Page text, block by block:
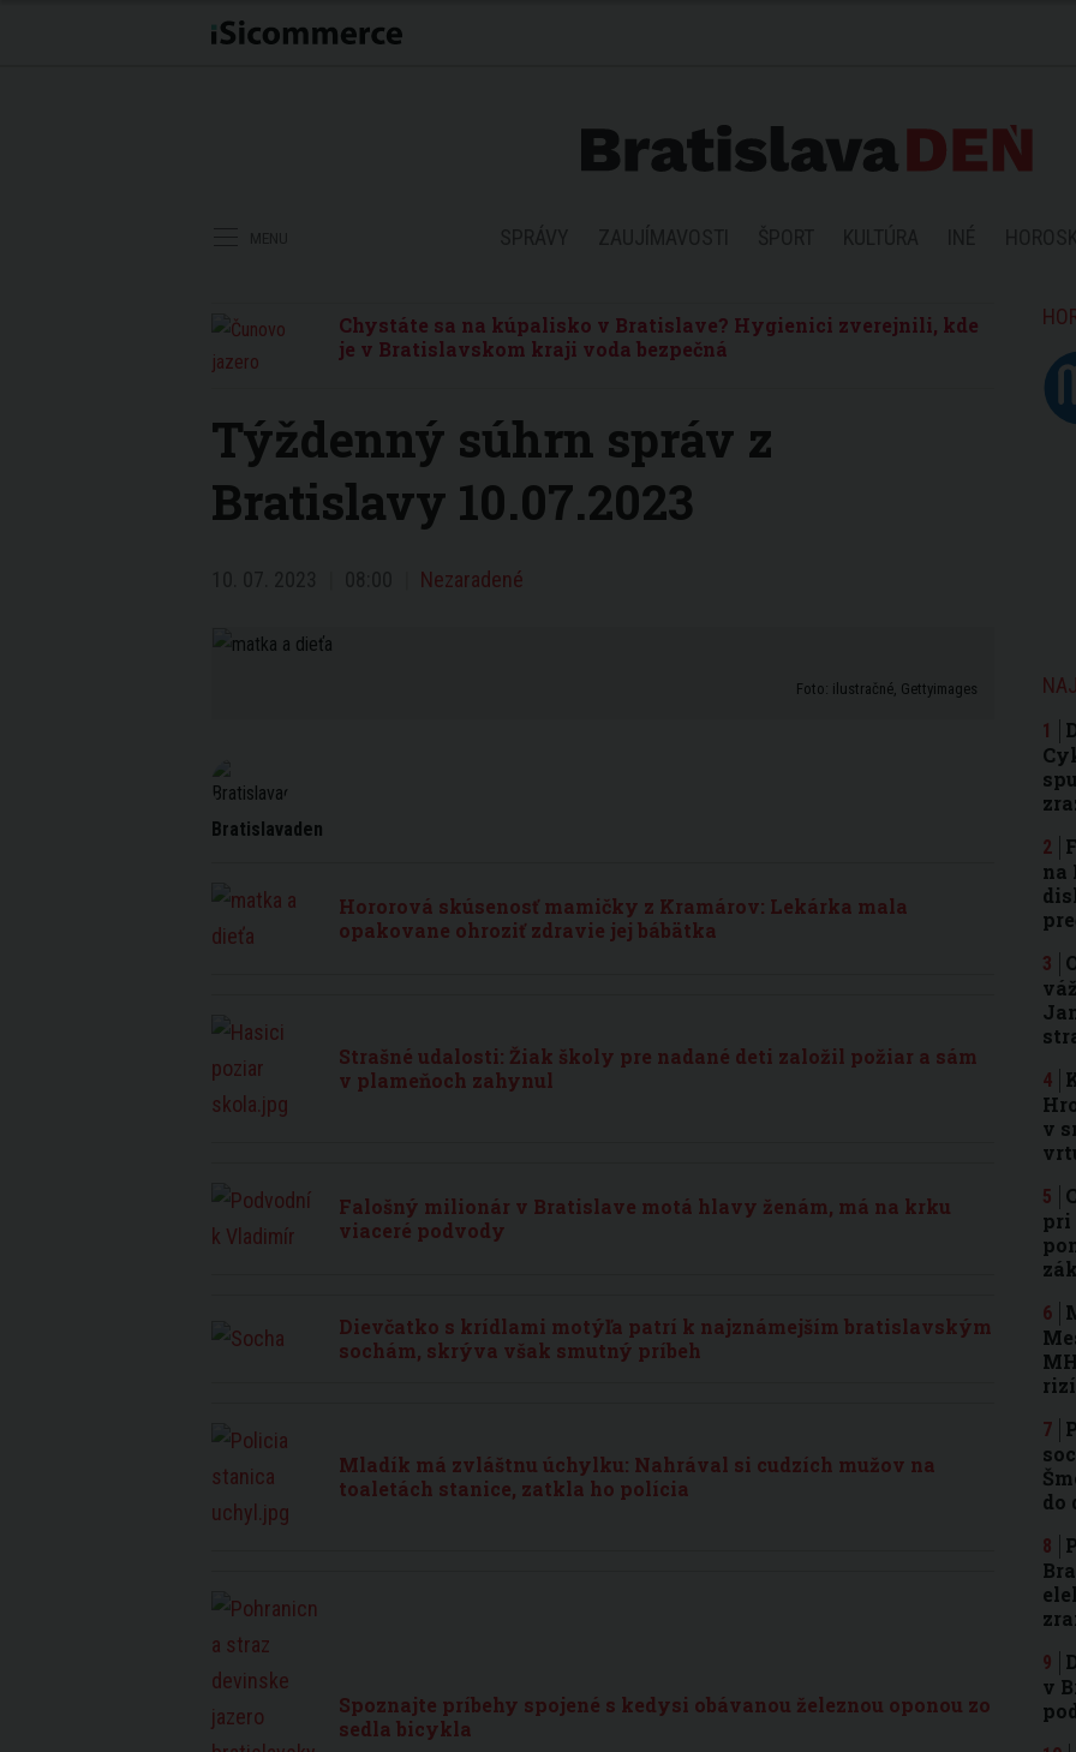
Chystáte sa na kúpalisko v Bratislave? Hygienici zverejnili, kde
je v Bratislavskom kraji voda bezpečná
Týždenný súhrn správ z
Bratislavy 10.07.2023
Nezaradené
Foto: ilustračné, Gettyimages
Bratislavaden
Hororová skúsenosť mamičky z Kramárov: Lekárka mala
opakovane ohroziť zdravie jej bábätka
Strašné udalosti: Žiak školy pre nadané deti založil požiar a sám
v plameňoch zahynul
Falošný milionár v Bratislave motá hlavy ženám, má na krku
viaceré podvody
Dievčatko s krídlami motýľa patrí k najznámejším bratislavským
sochám, skrýva však smutný príbeh
Mladík má zvláštnu úchylku: Nahrával si cudzích mužov na
toaletách stanice, zatkla ho polícia
Spoznajte príbehy spojené s kedysi obávanou železnou oponou zo
sedla bicykla
na
v
pri
do
v